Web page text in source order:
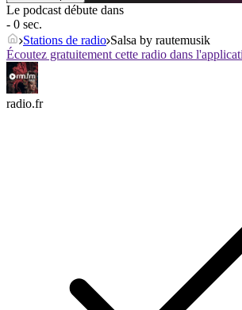
Le podcast débute dans
- 0 sec.
Stations de radio Salsa by rautemusik
Écoutez gratuitement cette radio dans
radio.fr